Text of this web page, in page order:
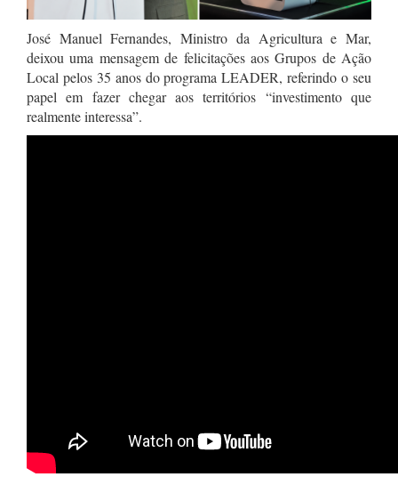
José Manuel Fernandes, Ministro da Agricultura e Mar,
deixou uma mensagem de felicitações aos Grupos de Ação
Local pelos 35 anos do programa LEADER, referindo o seu
papel em fazer chegar aos territórios “investimento que
realmente interessa”.